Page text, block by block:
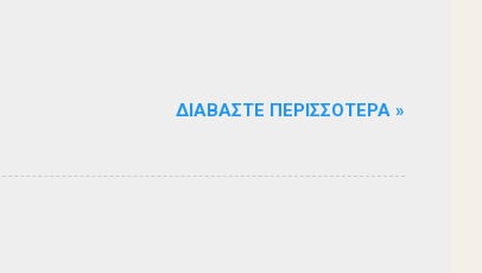
ΔΙΑΒΆΣΤΕ ΠΕΡΙΣΣΌΤΕΡΑ »